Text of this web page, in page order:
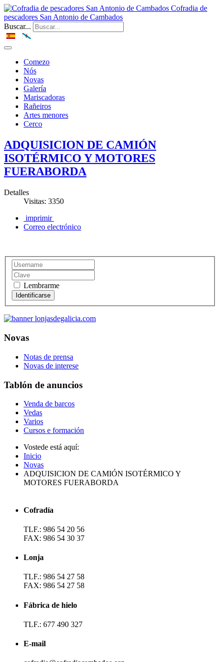
Cofradia de
pescadores San Antonio de Cambados
Buscar...
Comezo
Nós
Novas
Galería
Mariscadoras
Rañeiros
Artes menores
Cerco
ADQUISICION DE CAMIÓN
ISOTÉRMICO Y MOTORES
FUERABORDA
Detalles
Visitas: 3350
imprimir
Correo electrónico
Lembrarme
Novas
Notas de prensa
Novas de interese
Tablón de anuncios
Venda de barcos
Vedas
Varios
Cursos e formación
Vostede está aquí:
Inicio
Novas
ADQUISICION DE CAMIÓN ISOTÉRMICO Y
MOTORES FUERABORDA
Cofradía
TLF.: 986 54 20 56
FAX: 986 54 30 37
Lonja
TLF.: 986 54 27 58
FAX: 986 54 27 58
Fábrica de hielo
TLF.: 677 490 327
E-mail